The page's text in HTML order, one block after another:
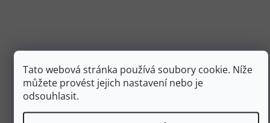
Tato webová stránka používá soubory cookie. Níže
můžete provést jejich nastavení nebo je
odsouhlasit.
2 288 Kč